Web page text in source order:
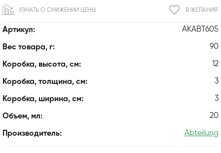
Артикул: AKABT605
Вес товара, г: 90
Коробка, высота, см: 12
Коробка, толщина, см: 3
Коробка, ширина, см: 3
Объем, мл: 20
Производитель: Abteilung
В ЖЕЛАНИЯ
УЗНАТЬ О СНИЖЕНИИ ЦЕНЫ